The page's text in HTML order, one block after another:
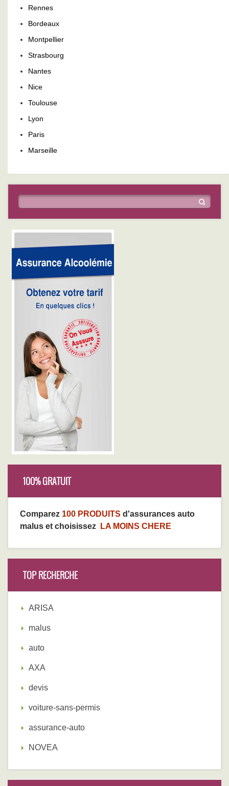
Rennes
Bordeaux
Montpellier
Strasbourg
Nantes
Nice
Toulouse
Lyon
Paris
Marseille
100% GRATUIT
Comparez 100 PRODUITS d'assurances auto
malus et choisissez
LA MOINS CHERE
TOP RECHERCHE
ARISA
malus
auto
AXA
devis
voiture-sans-permis
assurance-auto
NOVEA